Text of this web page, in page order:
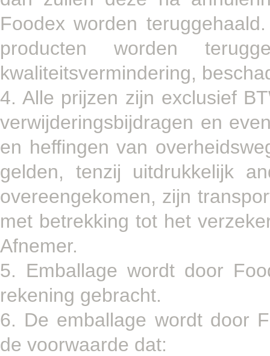
Foodex worden
producten worden
kwaliteitsvermindering,
4. Alle prijzen zijn exclusief
verwijderingsbijdragen en
en heffingen van
gelden, tenzij uitdrukkelijk
overeengekomen, zijn
met betrekking tot het
Afnemer.
5. Emballage wordt door
rekening gebracht.
6. De emballage wordt door
de voorwaarde dat: